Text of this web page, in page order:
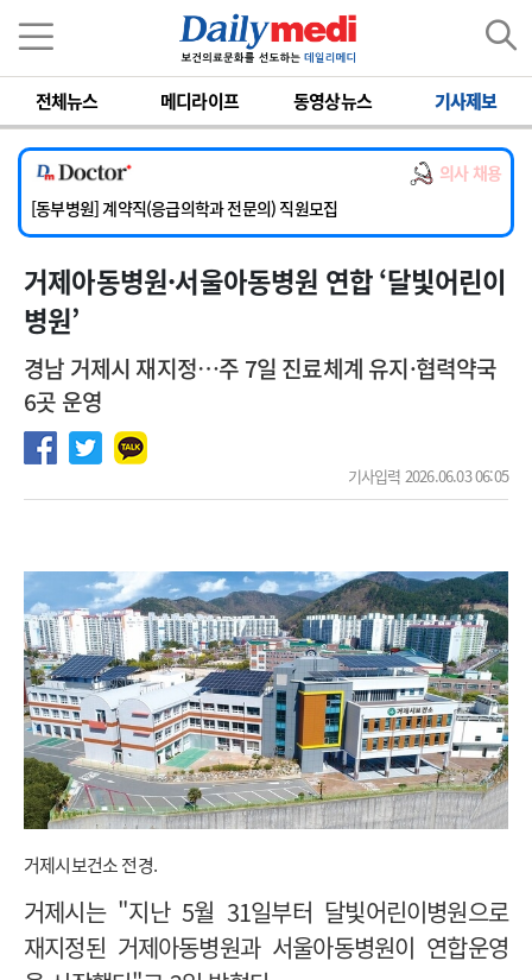
전체뉴스 메디라이프 동영상뉴스 기사제보
의사 채용
[서울아산병원] 2026년 하반기 인턴 모집
[영남대학교의료원] 마취통증의학과 임기제 임상의사 채용
[충남대학교병원] 소아청소년과(소아응급전담) 계약직 의사 공개채용
[동부병원] 계약직(응급의학과 전문의) 직원모집
[이대목동병원] 하반기 전공의(레지던트1년차) 모집
[서울아산병원] 2026년 하반기 인턴 모집
[영남대학교의료원] 마취통증의학과 임기제 임상의사 채용
거제아동병원·서울아동병원 연합 ‘달빛어린이
병원’
경남 거제시 재지정…주 7일 진료체계 유지·협력약국
6곳 운영
기사입력 2026.06.03 06:05
거제시보건소 전경.
거제시는 "지난 5월 31일부터 달빛어린이병원으로
재지정된 거제아동병원과 서울아동병원이 연합운영